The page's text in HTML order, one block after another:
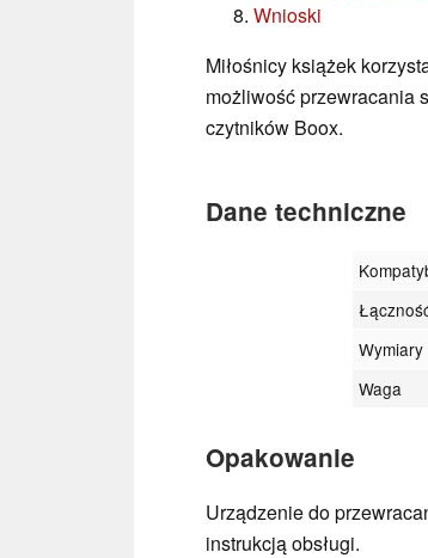
Wnioski
Miłośnicy książek
możliwość przewracania
czytników Boox.
Dane techniczne
Wymiary
Waga
Opakowanie
Urządzenie do
instrukcją obsługi.